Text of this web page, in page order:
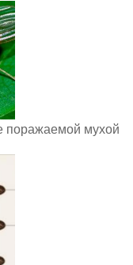
поражаемой мухой